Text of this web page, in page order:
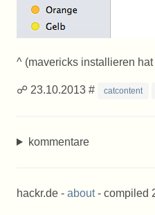
^ (mavericks installieren
☍ 23.10.2013 # catcontent
kommentare
hackr.de - about- compiled